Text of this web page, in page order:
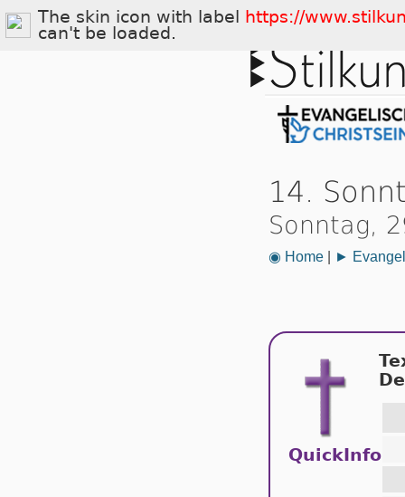
14.
Sonntag,
◉ Home| ►
QuickInfo
The skin icon with label
https://
can't be loaded.